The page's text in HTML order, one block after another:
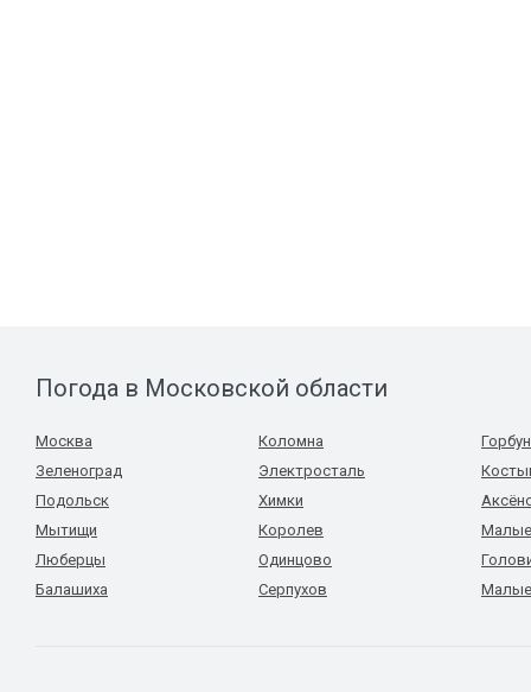
Погода в Московской области
Москва
Зеленоград
Подольск
Мытищи
Люберцы
Балашиха
Коломна
Электросталь
Химки
Королев
Одинцово
Серпухов